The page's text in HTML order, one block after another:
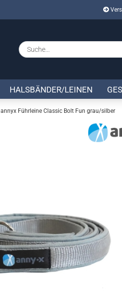
HALSBÄNDER/LEINEN
annyx Führleine Classic Bolt Fun grau/silber